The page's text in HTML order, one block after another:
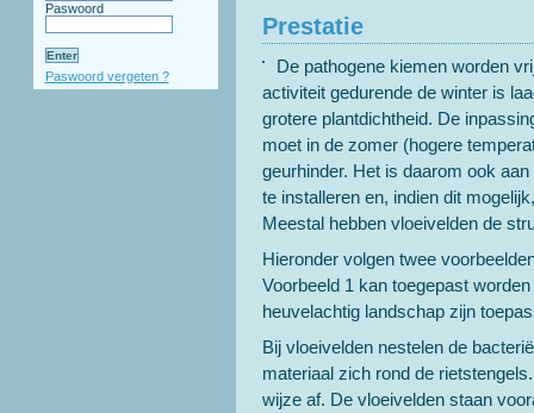
Paswoord
Paswoord vergeten ?
Prestatie
De pathogene kiemen worden
activiteit gedurende de winter is
grotere plantdichtheid. De
moet in de zomer (hogere
geurhinder. Het is daarom ook
te installeren en, indien dit
Meestal hebben vloeivelden de
Hieronder volgen twee
Voorbeeld 1 kan toegepast
heuvelachtig landschap zijn
Bij vloeivelden nestelen de
materiaal zich rond de
wijze af. De vloeivelden staan